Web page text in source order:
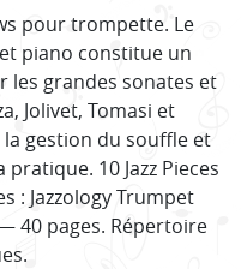
pour trompette. Le
piano constitue un
les grandes sonates et
Jolivet, Tomasi et
gestion du souffle et
10 Jazz Pieces
: Jazzology Trumpet
40 pages. Répertoire